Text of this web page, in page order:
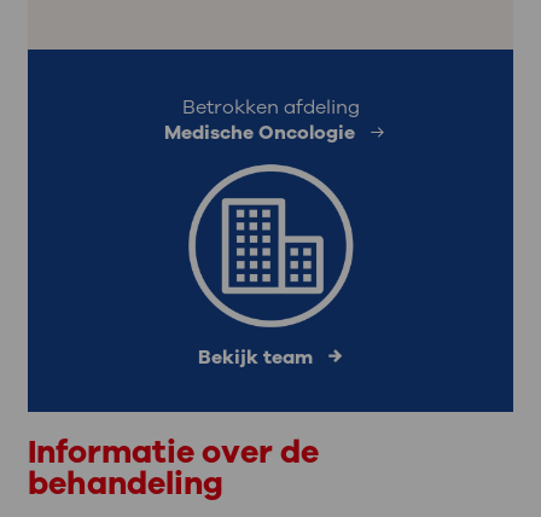
Betrokken afdeling
Medische Oncologie
Bekijk team
Informatie over de
behandeling